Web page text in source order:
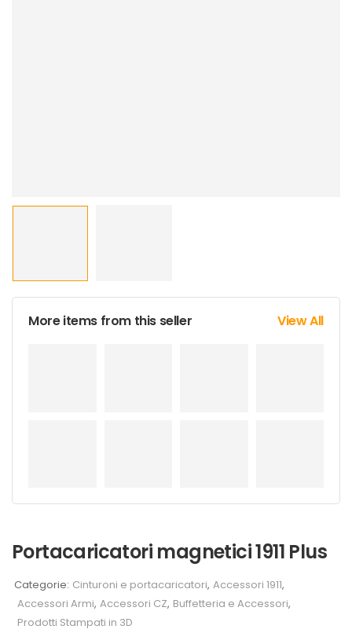
More items from this seller View All
Portacaricatori magnetici 1911 Plus
Categorie: Cinturoni e portacaricatori, Accessori 1911,
Accessori Armi, Accessori CZ, Buffetteria e Accessori,
Prodotti Stampati in 3D